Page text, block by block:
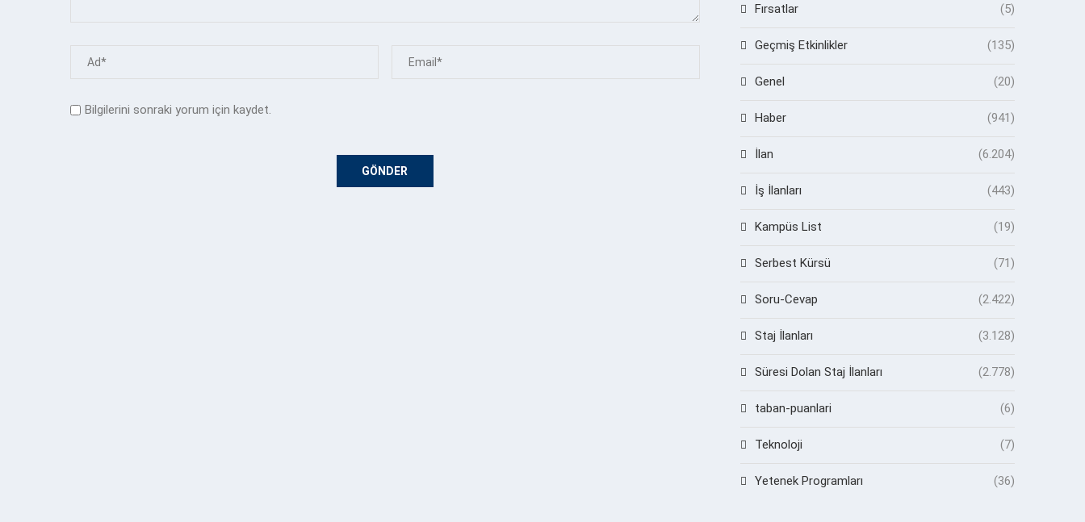
Bilgilerini sonraki yorum için kaydet.
Fırsatlar (5)
Geçmiş Etkinlikler (135)
Genel (20)
Haber (941)
İlan (6.204)
İş İlanları (443)
Kampüs List (19)
Serbest Kürsü (71)
Soru-Cevap (2.422)
Staj İlanları (3.128)
Süresi Dolan Staj İlanları (2.778)
taban-puanlari (6)
Teknoloji (7)
Yetenek Programları (36)